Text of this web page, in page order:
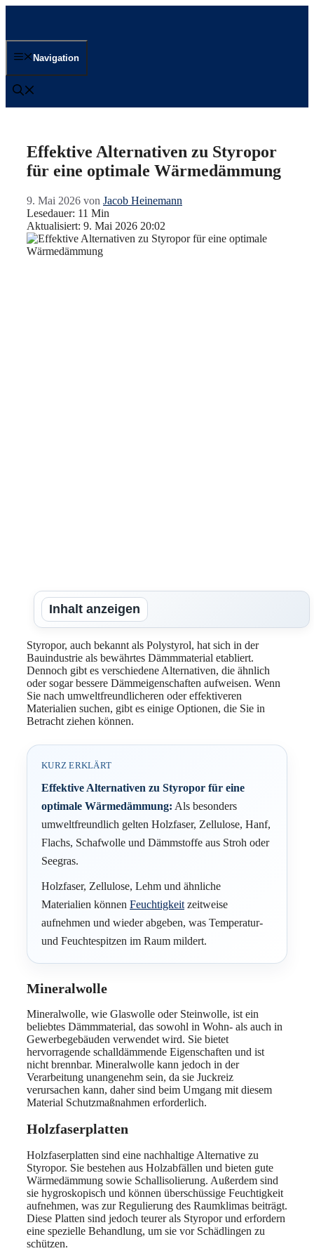
Navigation
Effektive Alternativen zu Styropor
für eine optimale Wärmedämmung
9. Mai 2026 von Jacob Heinemann
Lesedauer: 11 Min
Aktualisiert: 9. Mai 2026 20:02
Inhalt anzeigen
Styropor, auch bekannt als Polystyrol, hat sich in der
Bauindustrie als bewährtes Dämmmaterial etabliert.
Dennoch gibt es verschiedene Alternativen, die ähnlich
oder sogar bessere Dämmeigenschaften aufweisen. Wenn
Sie nach umweltfreundlicheren oder effektiveren
Materialien suchen, gibt es einige Optionen, die Sie in
Betracht ziehen können.
KURZ ERKLÄRT
Effektive Alternativen zu Styropor für eine
optimale Wärmedämmung: Als besonders
umweltfreundlich gelten Holzfaser, Zellulose, Hanf,
Flachs, Schafwolle und Dämmstoffe aus Stroh oder
Seegras.
Holzfaser, Zellulose, Lehm und ähnliche
Materialien können Feuchtigkeit zeitweise
aufnehmen und wieder abgeben, was Temperatur-
und Feuchtespitzen im Raum mildert.
Mineralwolle
Mineralwolle, wie Glaswolle oder Steinwolle, ist ein
beliebtes Dämmmaterial, das sowohl in Wohn- als auch in
Gewerbegebäuden verwendet wird. Sie bietet
hervorragende schalldämmende Eigenschaften und ist
nicht brennbar. Mineralwolle kann jedoch in der
Verarbeitung unangenehm sein, da sie Juckreiz
verursachen kann, daher sind beim Umgang mit diesem
Material Schutzmaßnahmen erforderlich.
Holzfaserplatten
Holzfaserplatten sind eine nachhaltige Alternative zu
Styropor. Sie bestehen aus Holzabfällen und bieten gute
Wärmedämmung sowie Schallisolierung. Außerdem sind
sie hygroskopisch und können überschüssige Feuchtigkeit
aufnehmen, was zur Regulierung des Raumklimas beiträgt.
Diese Platten sind jedoch teurer als Styropor und erfordern
eine spezielle Behandlung, um sie vor Schädlingen zu
schützen.